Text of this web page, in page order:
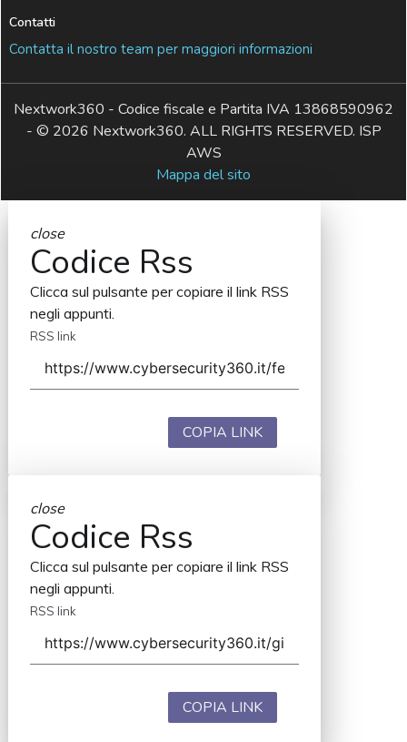
Contatti
Contatta il nostro team per maggiori informazioni
Nextwork360 - Codice fiscale e Partita IVA 13868590962
- © 2026 Nextwork360. ALL RIGHTS RESERVED. ISP
AWS
Mappa del sito
close
Codice Rss
Clicca sul pulsante per copiare il link RSS
negli appunti.
RSS link
COPIA LINK
close
Codice Rss
Clicca sul pulsante per copiare il link RSS
negli appunti.
RSS link
COPIA LINK